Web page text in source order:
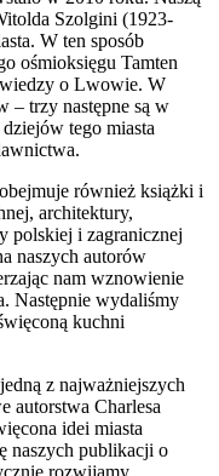
Szolgini (1923-
W ten sposób
ośmioksięgu Tamten
o Lwowie. W
– trzy następne są w
tego miasta
również książki i
architektury,
polskiej i zagranicznej
naszych autorów
nam wznowienie
Następnie wydaliśmy
kuchni
z najważniejszych
autorstwa Charlesa
idei miasta
naszych publikacji o
rozwijamy.